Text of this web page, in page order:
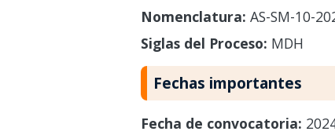
Nomenclatura: AS-SM-10-
Siglas del Proceso: MDH
Fechas importantes
Fecha de convocatoria: